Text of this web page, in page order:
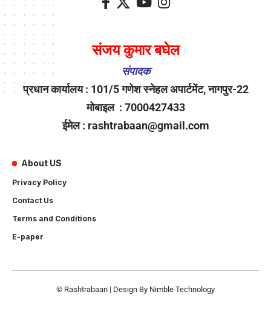
संजय कुमार बघेल
संपादक
प्रधान कार्यालय : 101/5 गणेश स्नेहल अपार्टमेंट, नागपुर-22
मोबाइल : 7000427433
ईमेल : rashtrabaan@gmail.com
About US
Privacy Policy
Contact Us
Terms and Conditions
E-paper
© Rashtrabaan | Design By Nimble Technology